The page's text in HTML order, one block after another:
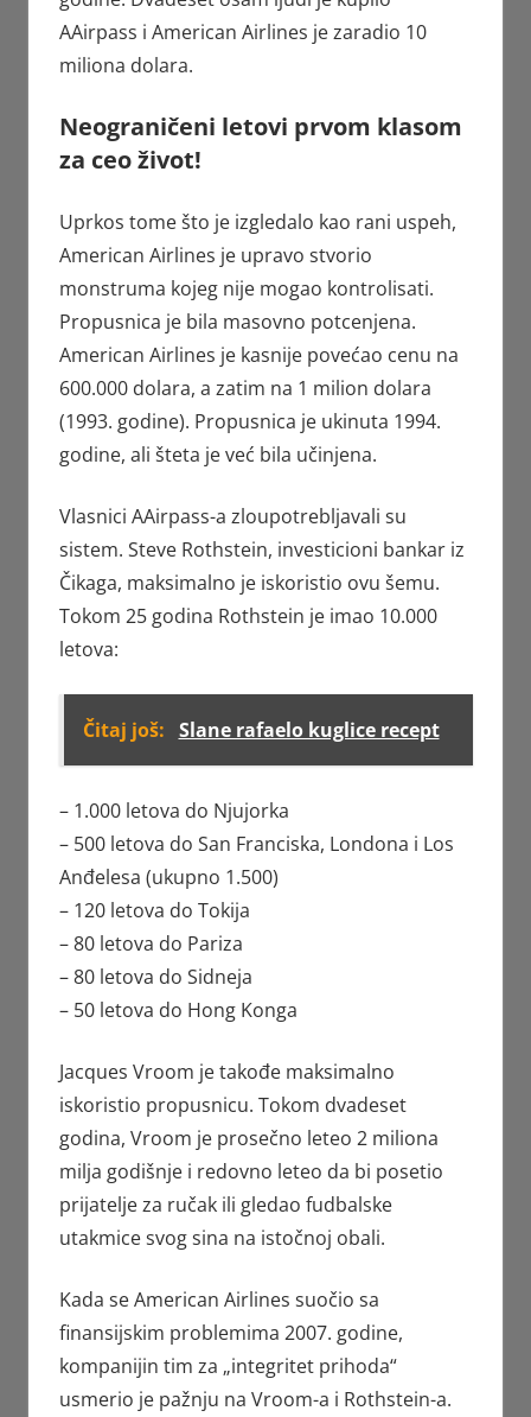
AAirpass i American Airlines je zaradio 10
miliona dolara.
Neograničeni letovi prvom klasom
za ceo život!
Uprkos tome što je izgledalo kao rani uspeh,
American Airlines je upravo stvorio
monstruma kojeg nije mogao kontrolisati.
Propusnica je bila masovno potcenjena.
American Airlines je kasnije povećao cenu na
600.000 dolara, a zatim na 1 milion dolara
(1993. godine). Propusnica je ukinuta 1994.
godine, ali šteta je već bila učinjena.
Vlasnici AAirpass-a zloupotrebljavali su
sistem. Steve Rothstein, investicioni bankar iz
Čikaga, maksimalno je iskoristio ovu šemu.
Tokom 25 godina Rothstein je imao 10.000
letova:
Čitaj još: Slane rafaelo kuglice recept
– 1.000 letova do Njujorka
– 500 letova do San Franciska, Londona i Los
Anđelesa (ukupno 1.500)
– 120 letova do Tokija
– 80 letova do Pariza
– 80 letova do Sidneja
– 50 letova do Hong Konga
Jacques Vroom je takođe maksimalno
iskoristio propusnicu. Tokom dvadeset
godina, Vroom je prosečno leteo 2 miliona
milja godišnje i redovno leteo da bi posetio
prijatelje za ručak ili gledao fudbalske
utakmice svog sina na istočnoj obali.
Kada se American Airlines suočio sa
finansijskim problemima 2007. godine,
kompanijin tim za „integritet prihoda“
usmerio je pažnju na Vroom-a i Rothstein-a.